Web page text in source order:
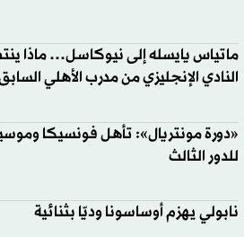
ماتياس يايسله إلى نيوكاسل… ماذا
النادي الإنجليزي من مدرب الأهلي
«دورة مونتريال»: تأهل فونسيكا
للدور الثالث
نابولي يهزم أوساسونا وديّا بثنائية